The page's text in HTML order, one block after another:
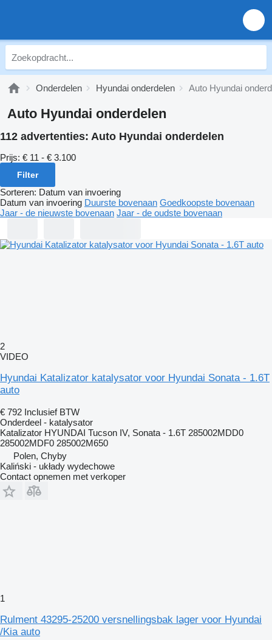
Onderdelen Hyundai onderdelen Auto Hyundai
Auto Hyundai onderdelen
112 advertenties: Auto Hyundai onderdelen
Prijs: € 11 - € 3.100
Filter
Sorteren: Datum van invoering
Datum van invoering Duurste bovenaan Goedkoopste bovenaan
Jaar - de nieuwste bovenaan Jaar - de oudste bovenaan
2
VIDEO
Hyundai Katalizator katalysator voor Hyundai Sonata - 1.6T
auto
€ 792 Inclusief BTW
Onderdeel - katalysator
Katalizator HYUNDAI Tucson IV, Sonata - 1.6T 285002MDD0
285002MDF0 285002M650
Polen, Chyby
Kaliński - układy wydechowe
Contact opnemen met verkoper
1
Rulment 43295-25200 versnellingsbak lager voor Hyundai
/Kia auto